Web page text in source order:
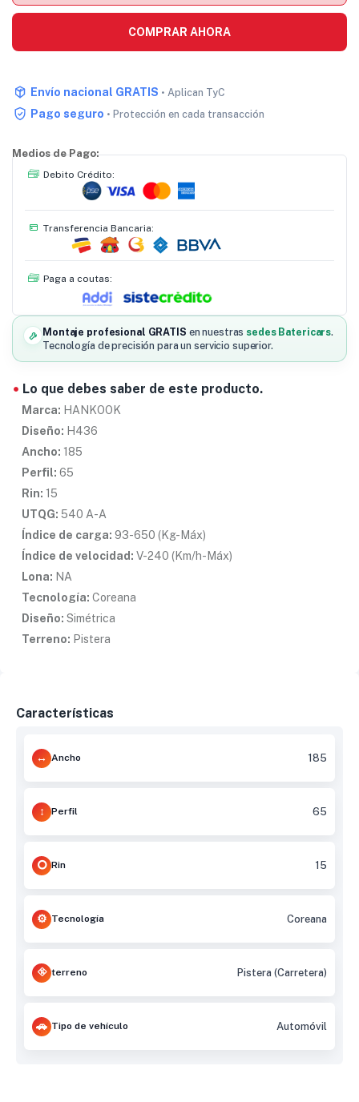
COMPRAR AHORA
Envío nacional GRATIS • Aplican TyC
Pago seguro • Protección en cada transacción
Medios de Pago:
Debito Crédito:
Transferencia Bancaria:
Paga a coutas:
Montaje profesional GRATIS en nuestras sedes Batericars.
Tecnología de precisión para un servicio superior.
Lo que debes saber de este producto.
Marca: HANKOOK
Diseño: H436
Ancho: 185
Perfil: 65
Rin: 15
UTQG: 540 A-A
Índice de carga: 93-650 (Kg-Máx)
Índice de velocidad: V-240 (Km/h-Máx)
Lona: NA
Tecnología: Coreana
Diseño: Simétrica
Terreno: Pistera
Características
Ancho 185
Perfil 65
Rin 15
Tecnología Coreana
terreno Pistera (Carretera)
Tipo de vehículo Automóvil